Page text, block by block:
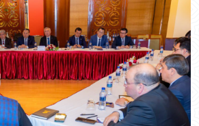
Турции, Азербайджана,
Туркменистана,
исследовательских
транспорта и логистических